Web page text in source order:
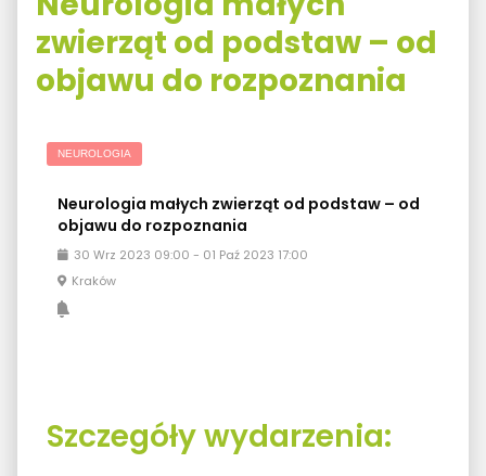
zwierząt od podstaw – od
objawu do rozpoznania
NEUROLOGIA
Neurologia małych zwierząt od podstaw – od
objawu do rozpoznania
30 Wrz 2023 09:00 - 01 Paź 2023 17:00
Kraków
Szczegóły wydarzenia: